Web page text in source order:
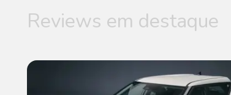
Reviews em destaque